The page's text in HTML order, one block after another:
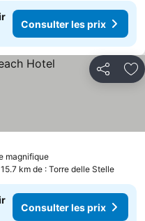
Consulter les prix
Partager
magnifique
km de : Torre delle Stelle
Consulter les prix